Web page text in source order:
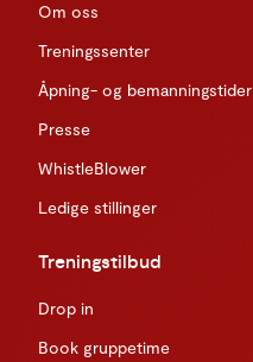
Om oss
Treningssenter
Åpning- og bemanningstider
Presse
WhistleBlower
Ledige stillinger
Treningstilbud
Drop in
Book gruppetime